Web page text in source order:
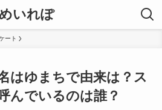
めいれぽ
ート
はゆまちで由来は？ス
んでいるのは誰？